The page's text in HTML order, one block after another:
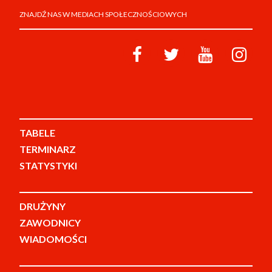
ZNAJDŹ NAS W MEDIACH SPOŁECZNOŚCIOWYCH
TABELE
TERMINARZ
STATYSTYKI
DRUŻYNY
ZAWODNICY
WIADOMOŚCI